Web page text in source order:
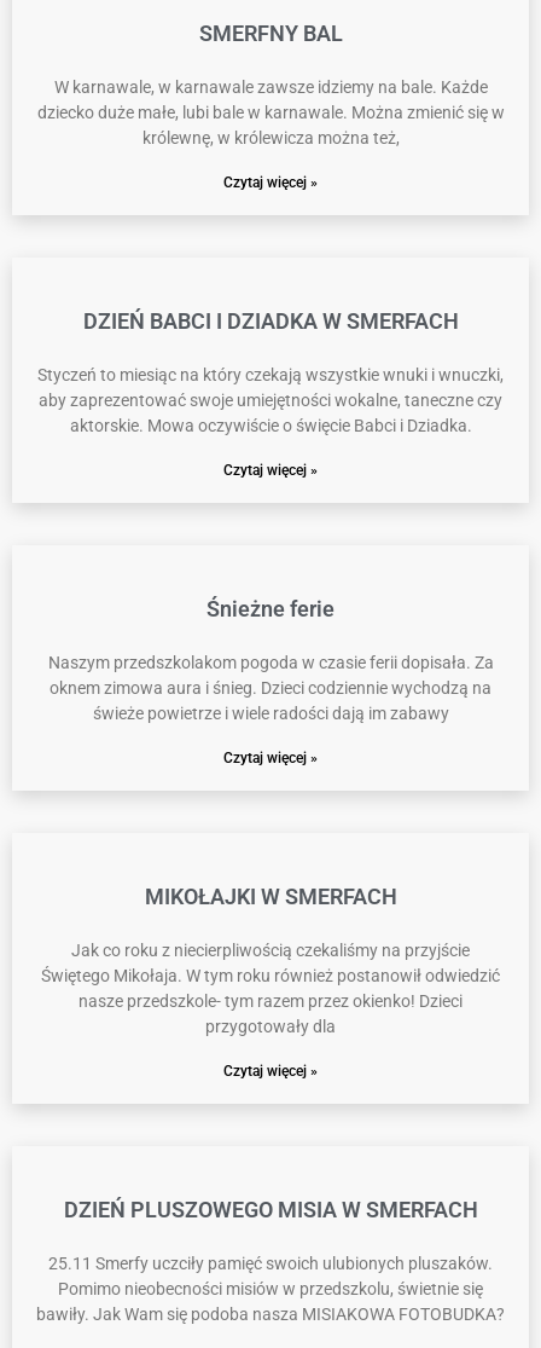
SMERFNY BAL
W karnawale, w karnawale zawsze idziemy na bale. Każde
dziecko duże małe, lubi bale w karnawale. Można zmienić się w
królewnę, w królewicza można też,
Czytaj więcej »
DZIEŃ BABCI I DZIADKA W SMERFACH
Styczeń to miesiąc na który czekają wszystkie wnuki i wnuczki,
aby zaprezentować swoje umiejętności wokalne, taneczne czy
aktorskie. Mowa oczywiście o święcie Babci i Dziadka.
Czytaj więcej »
Śnieżne ferie
Naszym przedszkolakom pogoda w czasie ferii dopisała. Za
oknem zimowa aura i śnieg. Dzieci codziennie wychodzą na
świeże powietrze i wiele radości dają im zabawy
Czytaj więcej »
MIKOŁAJKI W SMERFACH
Jak co roku z niecierpliwością czekaliśmy na przyjście
Świętego Mikołaja. W tym roku również postanowił odwiedzić
nasze przedszkole- tym razem przez okienko! Dzieci
przygotowały dla
Czytaj więcej »
DZIEŃ PLUSZOWEGO MISIA W SMERFACH
25.11 Smerfy uczciły pamięć swoich ulubionych pluszaków.
Pomimo nieobecności misiów w przedszkolu, świetnie się
bawiły. Jak Wam się podoba nasza MISIAKOWA FOTOBUDKA?